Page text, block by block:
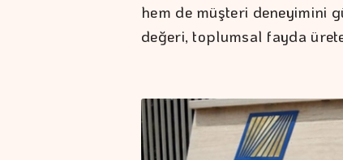
hem de müşteri deneyimini
değeri, toplumsal fayda